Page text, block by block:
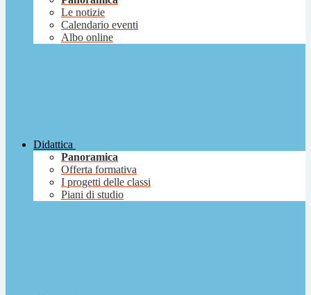
Le notizie
Calendario eventi
Albo online
Didattica
Panoramica
Offerta formativa
I progetti delle classi
Piani di studio